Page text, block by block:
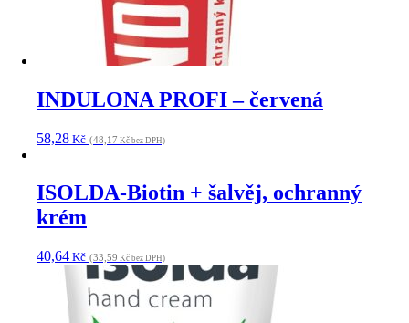
INDULONA PROFI – červená
58,28 Kč (48,17 Kč bez DPH)
ISOLDA-Biotin + šalvěj, ochranný
krém
40,64 Kč (33,59 Kč bez DPH)